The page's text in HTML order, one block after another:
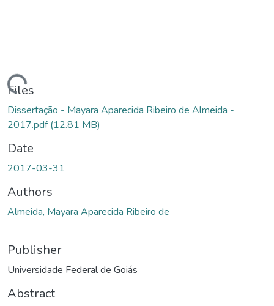
Files
Dissertação - Mayara Aparecida Ribeiro de Almeida -
2017.pdf(12.81 MB)
Date
2017-03-31
Authors
Almeida, Mayara Aparecida Ribeiro de
Publisher
Universidade Federal de Goiás
Abstract